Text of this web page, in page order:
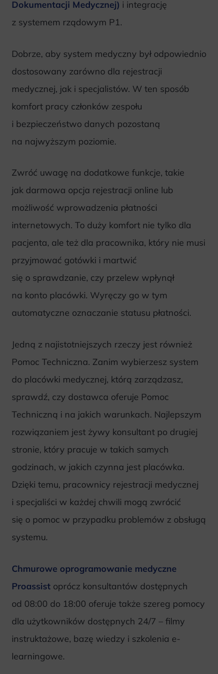
Dokumentacji Medycznej) i integrację
z systemem rządowym P1.
Dobrze, aby system medyczny był odpowiednio
dostosowany zarówno dla rejestracji
medycznej, jak i specjalistów. W ten sposób
komfort pracy członków zespołu
i bezpieczeństwo danych pozostaną
na najwyższym poziomie.
Zwróć uwagę na dodatkowe funkcje, takie
jak darmowa opcja rejestracji online lub
możliwość wprowadzenia płatności
internetowych. To duży komfort nie tylko dla
pacjenta, ale też dla pracownika, który nie musi
przyjmować gotówki i martwić
się o sprawdzanie, czy przelew wpłynął
na konto placówki. Wyręczy go w tym
automatyczne oznaczanie statusu płatności.
Jedną z najistotniejszych rzeczy jest również
Pomoc Techniczna. Zanim wybierzesz system
do placówki medycznej, którą zarządzasz,
sprawdź, czy dostawca oferuje Pomoc
Techniczną i na jakich warunkach. Najlepszym
rozwiązaniem jest żywy konsultant po drugiej
stronie, który pracuje w takich samych
godzinach, w jakich czynna jest placówka.
Dzięki temu, pracownicy rejestracji medycznej
i specjaliści w każdej chwili mogą zwrócić
się o pomoc w przypadku problemów z obsługą
systemu.
Chmurowe oprogramowanie medyczne
Proassist oprócz konsultantów dostępnych
od 08:00 do 18:00 oferuje także szereg pomocy
dla użytkowników dostępnych 24/7 – filmy
instruktażowe, bazę wiedzy i szkolenia e-
learningowe.